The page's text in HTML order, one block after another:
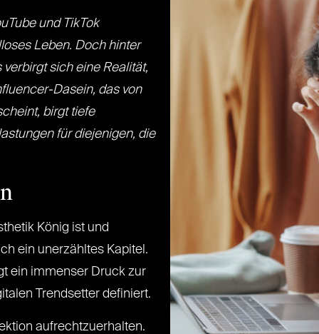
und TikTok
Leben. Doch hinter
sich eine Realität,
Dasein, das von
birgt tiefe
für diejenigen, die
König ist und
ein unerzähltes Kapitel.
ein immenser Druck zur
Trendsetter definiert.
aufrechtzuerhalten.